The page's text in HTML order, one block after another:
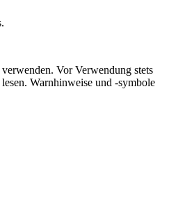
Vor Verwendung stets
Warnhinweise und -symbole